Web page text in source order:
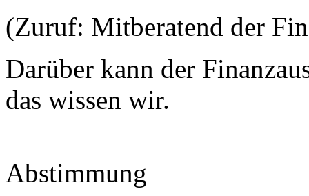
(Zuruf: Mitberatend der
Darüber kann der
das wissen wir.
Abstimmung